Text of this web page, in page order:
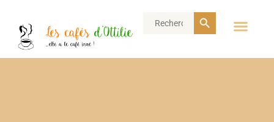
Search
Search Button